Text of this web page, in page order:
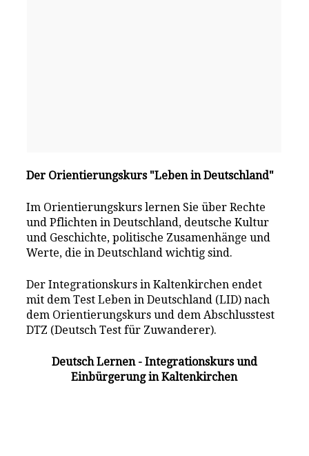
Der Orientierungskurs "Leben in Deutschland"
Im Orientierungskurs lernen Sie über Rechte
und Pflichten in Deutschland, deutsche Kultur
und Geschichte, politische Zusamenhänge und
Werte, die in Deutschland wichtig sind.
Der Integrationskurs in Kaltenkirchen endet
mit dem Test Leben in Deutschland (LID) nach
dem Orientierungskurs und dem Abschlusstest
DTZ (Deutsch Test für Zuwanderer).
Deutsch Lernen - Integrationskurs und
Einbürgerung in Kaltenkirchen